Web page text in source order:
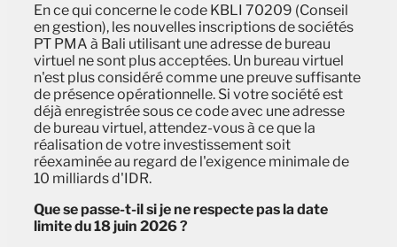
En ce qui concerne le code KBLI 70209 (Conseil
en gestion), les nouvelles inscriptions de sociétés
PT PMA à Bali utilisant une adresse de bureau
virtuel ne sont plus acceptées. Un bureau virtuel
n'est plus considéré comme une preuve suffisante
de présence opérationnelle. Si votre société est
déjà enregistrée sous ce code avec une adresse
de bureau virtuel, attendez-vous à ce que la
réalisation de votre investissement soit
réexaminée au regard de l'exigence minimale de
10 milliards d'IDR.
Que se passe-t-il si je ne respecte pas la date
limite du 18 juin 2026 ?